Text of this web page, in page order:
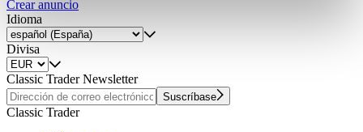
Partner führen diese Informationen möglicherweise mit
weiteren Daten zusammen, die Sie ihnen bereitgestellt
haben oder die sie im Rahmen Ihrer Nutzung der Dienste
gesammelt haben.
Crear anuncio
Idioma
Divisa
Classic Trader Newsletter
Suscríbase
Classic Trader